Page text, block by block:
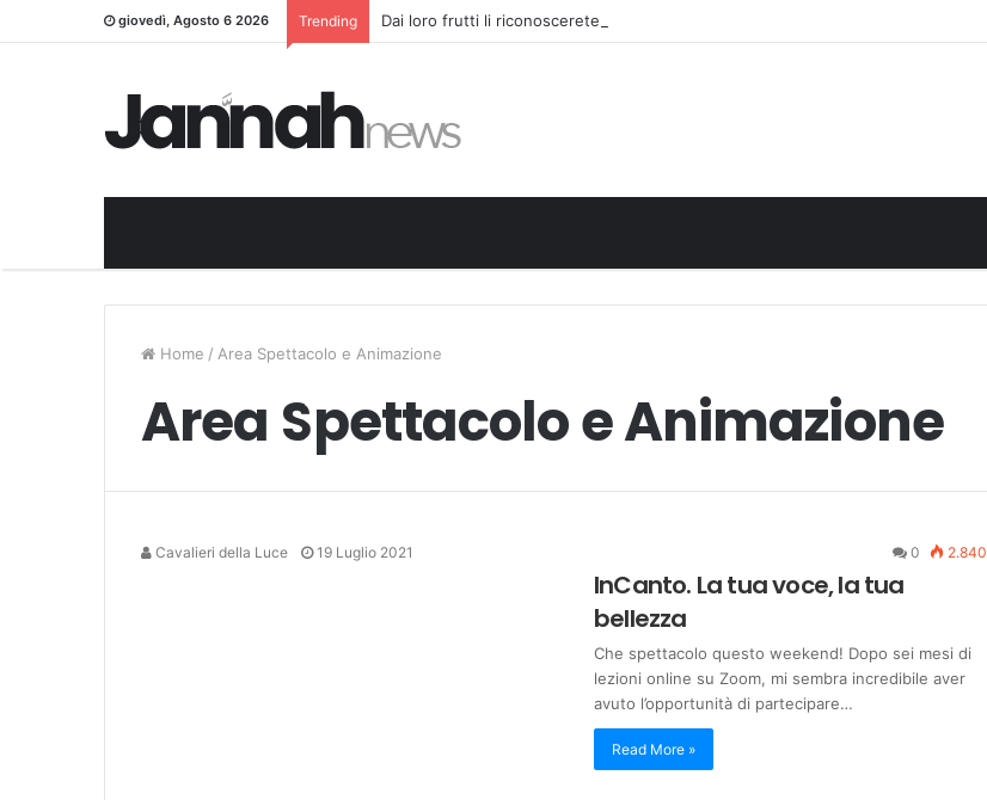
giovedì, Agosto 6 2026 Trending Dai loro frutti li riconoscerete
Home / Area Spettacolo e Animazione
Area Spettacolo e Animazione
Cavalieri della Luce 19 Luglio 2021 0 2.840
InCanto. La tua voce, la tua
bellezza
Che spettacolo questo weekend! Dopo sei mesi di
lezioni online su Zoom, mi sembra incredibile aver
avuto l’opportunità di partecipare…
Read More »